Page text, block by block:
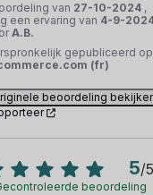
van 27-10-2024 ,
een ervaring van 4-9-
A.B.
gepubliceerd op
(fr)
beoordeling
5/5
beoordeling